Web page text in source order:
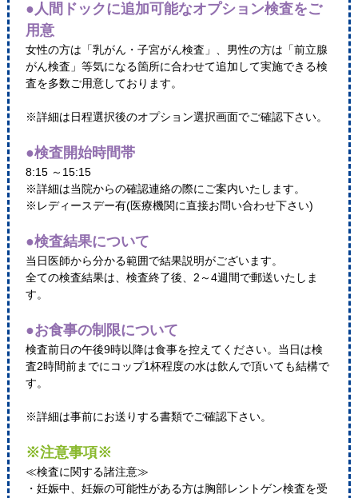
●人間ドックに追加可能なオプション検査をご
用意
女性の方は「乳がん・子宮がん検査」、男性の方は「前立腺
がん検査」等気になる箇所に合わせて追加して実施できる検
査を多数ご用意しております。
※詳細は日程選択後のオプション選択画面でご確認下さい。
●検査開始時間帯
8:15 ～15:15
※詳細は当院からの確認連絡の際にご案内いたします。
※レディースデー有(医療機関に直接お問い合わせ下さい)
●検査結果について
当日医師から分かる範囲で結果説明がございます。
全ての検査結果は、検査終了後、2～4週間で郵送いたしま
す。
●お食事の制限について
検査前日の午後9時以降は食事を控えてください。当日は検
査2時間前までにコップ1杯程度の水は飲んで頂いても結構で
す。
※詳細は事前にお送りする書類でご確認下さい。
※注意事項※
≪検査に関する諸注意≫
・妊娠中、妊娠の可能性がある方は胸部レントゲン検査を受